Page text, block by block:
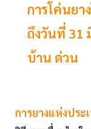
การโค่นยา
ถึงวันที่ 31
บ้าน ด่วน
การยางแห่งประ